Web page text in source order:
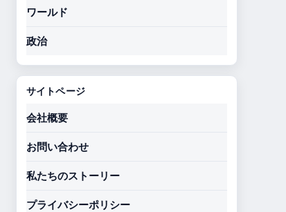
ワールド
政治
サイトページ
会社概要
お問い合わせ
私たちのストーリー
プライバシーポリシー